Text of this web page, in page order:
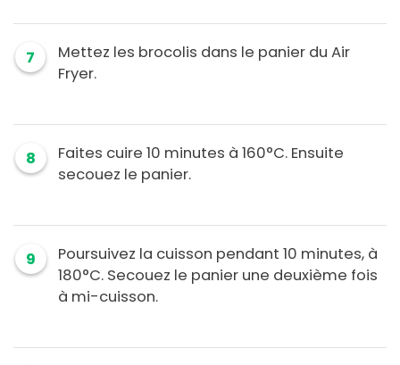
7
Mettez les brocolis dans le panier du Air
Fryer.
8
Faites cuire 10 minutes à 160°C. Ensuite
secouez le panier.
9
Poursuivez la cuisson pendant 10 minutes, à
180°C. Secouez le panier une deuxième fois
à mi-cuisson.